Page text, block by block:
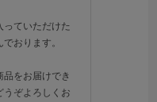
っていただけた
おります。
をお届けでき
うぞよろしくお